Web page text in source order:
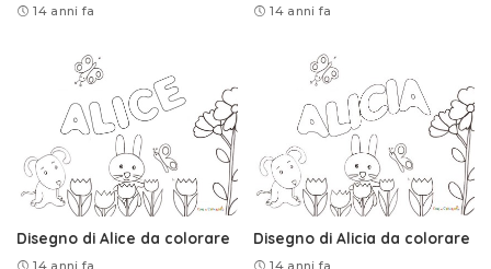
14 anni fa 14 anni fa
Disegno di Alice da colorare
14 anni fa
Disegno di Alicia da colorare
14 anni fa